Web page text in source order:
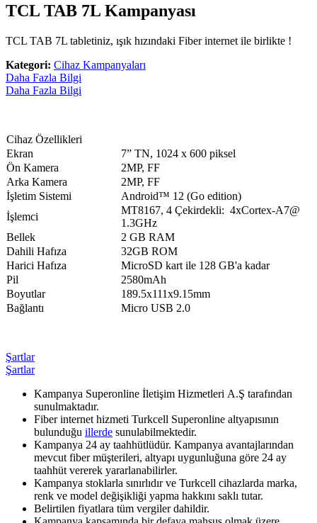
TCL TAB 7L Kampanyası
TCL TAB 7L tabletiniz, ışık hızındaki Fiber internet ile birlikte !
Kategori: Cihaz Kampanyaları
Daha Fazla Bilgi
Daha Fazla Bilgi
​​​Cihaz Özellikleri​​​​​​​​​
​​Ekran​​​
​​7” TN, 1024 x 600 piksel​​
​Ön Kamera​​​
​​​2MP, FF​
​​​Arka Kamera​​​
​​2MP, FF​​
​​​İşletim Sistemi​​​
​​Android™ 12 (Go edition)​​
​​​İşlemci​​
​MT8167, 4 Çekirdekli: 4xCortex-A7@
1.3GHz​​​​
​​​Bellek​
​2 GB RAM​​​​​
​​​​​Dahili Hafıza​
32GB ROM​​​​
​​​Harici Hafıza​​
MicroSD kart ile 128 GB'a kadar​​​​
​​Pil​
2580mAh​​​
​Boyutlar​​
​​189.5x111x9.15mm​​​
​​​Bağlantı
​​Micro USB 2.0​​​​
Şartlar
Şartlar
Kampanya Superonline İletişim Hizmetleri A.Ş tarafından
sunulmaktadır.
Fiber internet hizmeti Turkcell Superonline altyapısının
bulunduğu illerde ​ sunulabilmektedir.
Kampanya 24 ay taahhütlüdür. Kampanya avantajlarından
mevcut fiber müşterileri, altyapı uygunluğuna göre 24 ay
taahhüt vererek yararlanabilirler.​
Kampanya stoklarla sınırlıdır ve Turkcell cihazlarda marka,
renk ve model değişikliği yapma hakkını saklı tutar.
Belirtilen fiyatlara tüm vergiler dahildir.